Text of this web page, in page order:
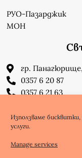
Използваме
услуги.
Manage services
РУО-Пазарджик
МОН
гр.
0357 6 20 87
0357 6 21 63
info-
Facebook
Youtube